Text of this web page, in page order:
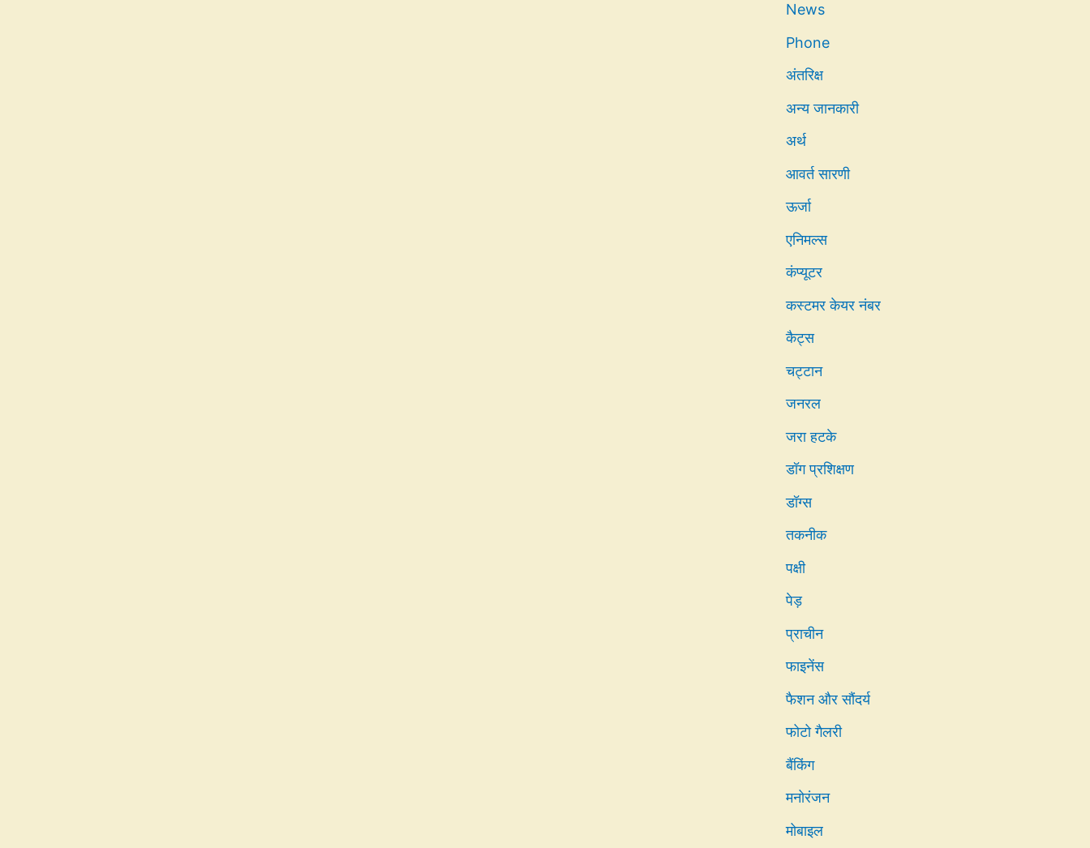
News
Phone
अंतरिक्ष
अन्य जानकारी
अर्थ
आवर्त सारणी
ऊर्जा
एनिमल्स
कंप्यूटर
कस्टमर केयर नंबर
कैट्स
चट्टान
जनरल
जरा हटके
डॉग प्रशिक्षण
डॉग्स
तकनीक
पक्षी
पेड़
प्राचीन
फाइनेंस
फैशन और सौंदर्य
फोटो गैलरी
बैंकिंग
मनोरंजन
मोबाइल